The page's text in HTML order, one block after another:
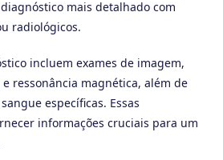
mais detalhado com
radiológicos.
incluem exames de imagem,
ressonância magnética, além de
específicas. Essas
informações cruciais para um